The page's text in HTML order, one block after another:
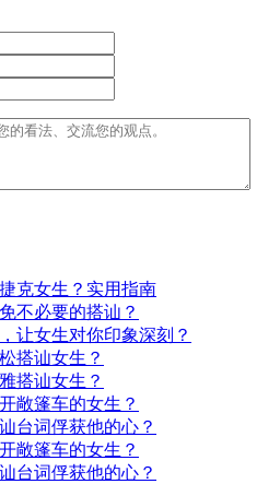
克女生？实用指南
不必要的搭讪？
让女生对你印象深刻？
搭讪女生？
搭讪女生？
敞篷车的女生？
台词俘获他的心？
敞篷车的女生？
台词俘获他的心？